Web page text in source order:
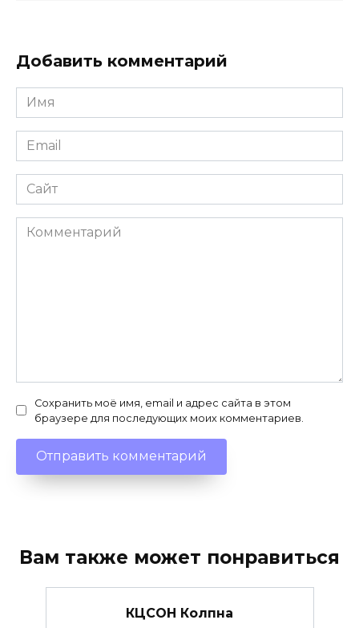
Добавить комментарий
Имя
*
Email
*
Сайт
Комментарий
Сохранить моё имя, email и адрес сайта в этом
браузере для последующих моих комментариев.
Вам также может понравиться
КЦСОН Колпна